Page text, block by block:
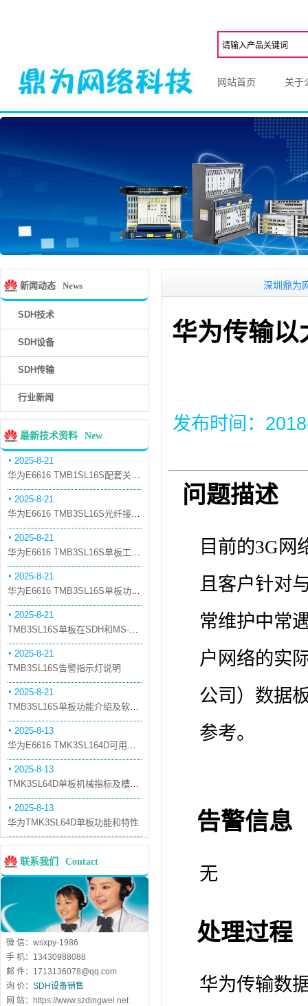
网站首页 关于
新闻动态 News
SDH技术
SDH设备
SDH传输
行业新闻
最新技术资料 New
2025-8-21
华为E6616 TMB1SL16S配套关系和替代关系
2025-8-21
华为E6616 TMB3SL16S光纤接口板槽位占用介绍
2025-8-21
华为E6616 TMB3SL16S单板工作原理和信号流
2025-8-21
华为E6616 TMB3SL16S单板功能和机械指标
2025-8-21
TMB3SL16S单板在SDH和MS-OTN模式下的应用
2025-8-21
TMB3SL16S告警指示灯说明
2025-8-21
TMB3SL16S单板功能介绍及软件配套
2025-8-13
华为E6616 TMK3SL164D可用万兆光模块
2025-8-13
TMK3SL64D单板机械指标及槽位介绍
2025-8-13
华为TMK3SL64D单板功能和特性
联系我们 Contact
微 信：wsxpy-1986
手 机：13430988088
邮 件：1713136078@qq.com
询 价： SDH设备销售
网 站：https://www.szdingwei.net
深圳鼎为网络科,
华为传输以
发布时间：
问题描述
目前的3G网
且客户针对
常维护中常
户网络的实
公司）数据
参考。
告警信息
无
处理过程
华为传输数